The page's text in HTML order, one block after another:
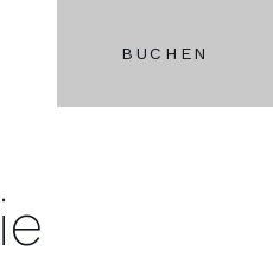
BUCHEN